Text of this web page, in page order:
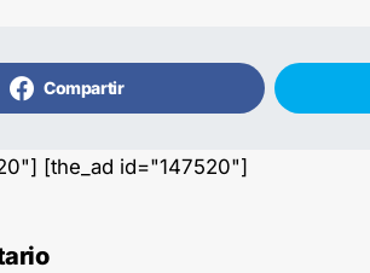
Compartir
[the_ad id="147520"]